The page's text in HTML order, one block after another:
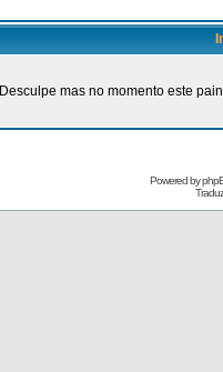
Desculpe mas no momento este
Powered by